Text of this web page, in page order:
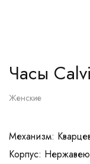
Часы
Женские
Механизм:
Корпус: